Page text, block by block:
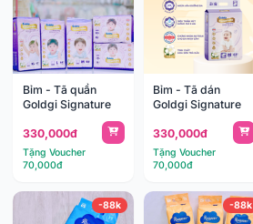
Bỉm - Tã quần
Goldgi Signature
330,000đ
Tặng Voucher
70,000đ
Bỉm - Tã dán
Goldgi Signature
330,000đ
Tặng Voucher
70,000đ
-88k -88k